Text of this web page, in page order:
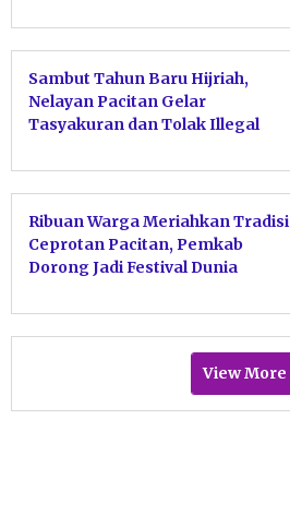
Sambut Tahun Baru Hijriah,
Nelayan Pacitan Gelar
Tasyakuran dan Tolak Illegal
Ribuan Warga Meriahkan Tradisi
Ceprotan Pacitan, Pemkab
Dorong Jadi Festival Dunia
View More